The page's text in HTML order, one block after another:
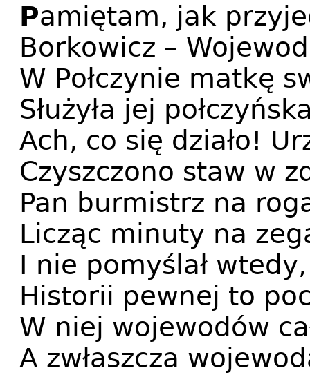
Pamiętam, jak
Borkowicz –
W Połczynie matkę
Służyła jej
Ach, co się działo!
Czyszczono staw w
Pan burmistrz na
Licząc minuty na
I nie pomyślał
Historii pewnej to
W niej wojewodów
A zwłaszcza